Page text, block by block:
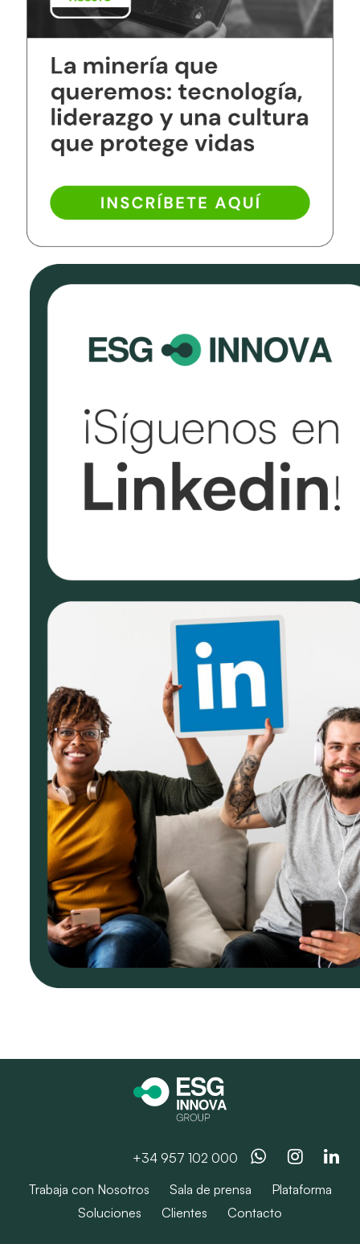
+34 957 102 000 Whatsapp
Trabaja con Nosotros Sala de prensa
Plataforma
Soluciones
Clientes Contacto